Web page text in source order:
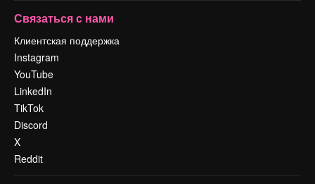
Связаться с нами
Клиентская поддержка
Instagram
YouTube
LinkedIn
TikTok
Discord
X
Reddit